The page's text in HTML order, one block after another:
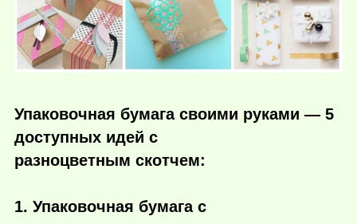
Упаковочная бумага своими руками — 5
доступных идей с
разноцветным скотчем:
1. Упаковочная бумага с